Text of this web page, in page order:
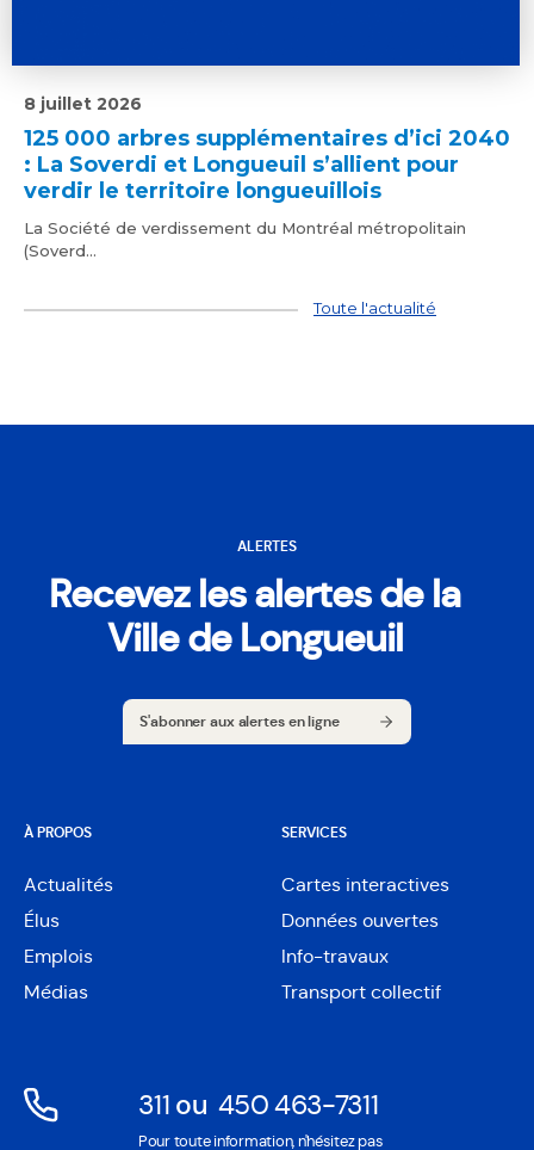
125 000 arbres supplémentaires d’ici 2040
: La Soverdi et Longueuil s’allient pour
verdir le territoire longueuillois
8 juillet 2026
La Société de verdissement du Montréal métropolitain
(Soverd...
Toute l'actualité
ALERTES
Recevez les alertes de la
Ville de Longueuil
S'abonner aux alertes en ligne
À PROPOS
Actualités
Élus
Emplois
Médias
SERVICES
Cartes interactives
Ouvre
dans
une
nouvelle
Données ouvertes
Ouvre
dans
une
Info-travaux
Transport collectif
311Ouvre
dans
ou 450 463-7311
Ouvre
dans
Pour toute information, n'hésitez pas